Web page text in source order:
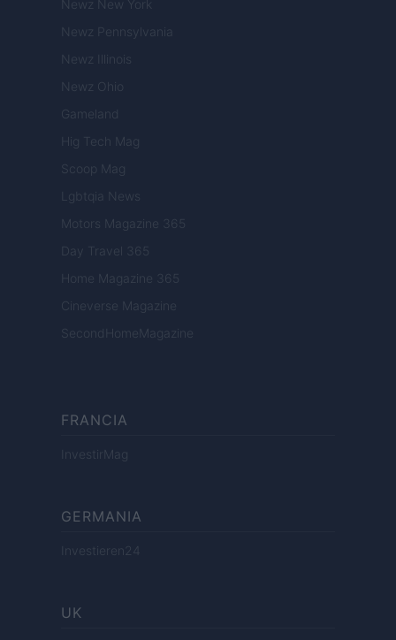
Newz New York
Newz Pennsylvania
Newz Illinois
Newz Ohio
Gameland
Hig Tech Mag
Scoop Mag
Lgbtqia News
Motors Magazine 365
Day Travel 365
Home Magazine 365
Cineverse Magazine
SecondHomeMagazine
FRANCIA
InvestirMag
GERMANIA
Investieren24
UK